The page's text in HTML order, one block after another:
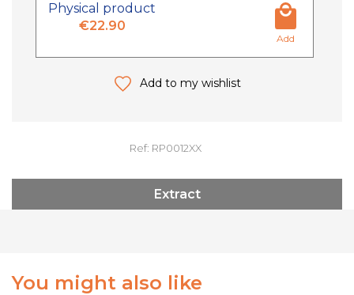
Ref: RP0012XX
Physical product
€22.90
Add
Add to my wishlist
Extract
You might also like